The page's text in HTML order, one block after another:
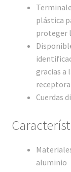
plástica
proteger
gracias a
Cuerdas
aluminio